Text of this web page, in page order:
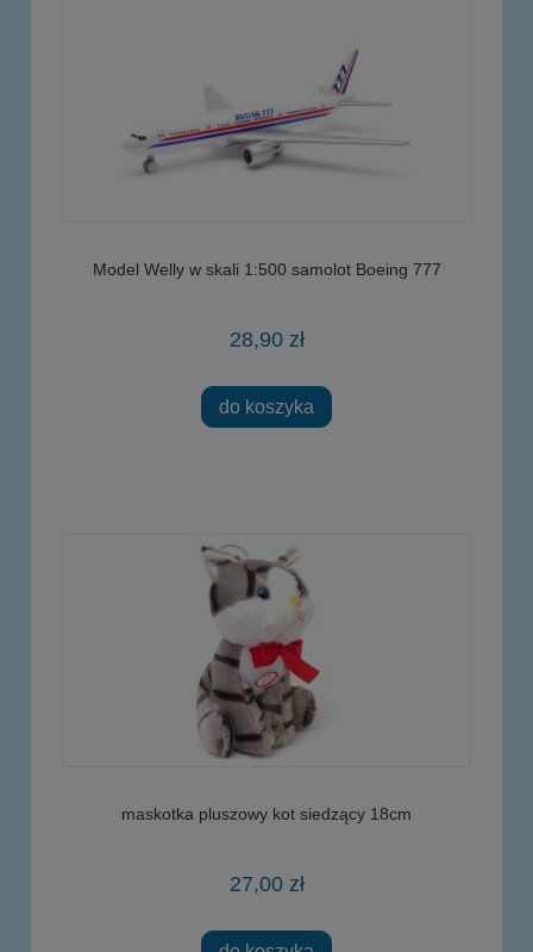
Model Welly w skali 1:500 samolot Boeing 777
28,90 zł
do koszyka
maskotka pluszowy kot siedzący 18cm
27,00 zł